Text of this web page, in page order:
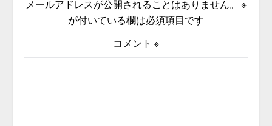
メールアドレスが公開されることはありません。
※
が付いている欄は必須項目です
コメント ※